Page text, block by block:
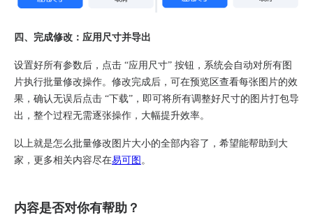
四、完成修改：应用尺寸并导出
设置好所有参数后，点击 “应用尺寸” 按钮，系统会自动对所有图
片执行批量修改操作。修改完成后，可在预览区查看每张图片的效
果，确认无误后点击 “下载”，即可将所有调整好尺寸的图片打包导
出，整个过程无需逐张操作，大幅提升效率。
以上就是怎么批量修改图片大小的全部内容了，希望能帮助到大
家，更多相关内容尽在易可图 。
内容是否对你有帮助？